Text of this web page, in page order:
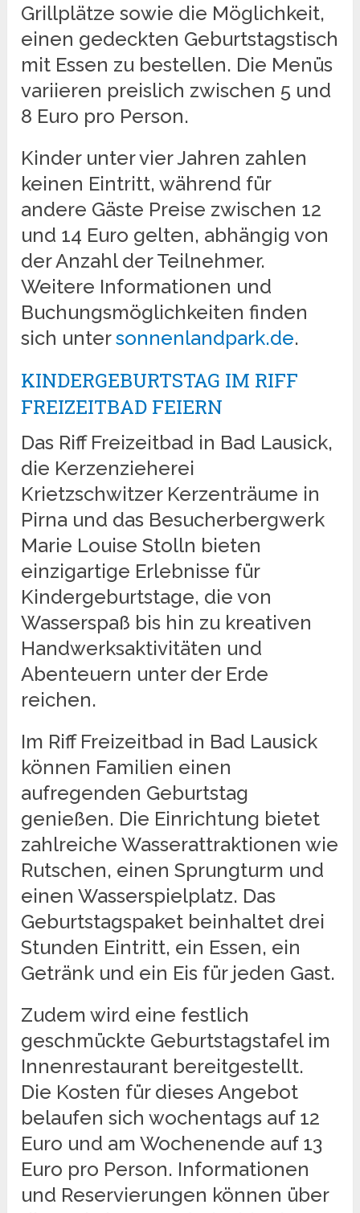
Grillplätze sowie die Möglichkeit,
einen gedeckten Geburtstagstisch
mit Essen zu bestellen. Die Menüs
variieren preislich zwischen 5 und
8 Euro pro Person.
Kinder unter vier Jahren zahlen
keinen Eintritt, während für
andere Gäste Preise zwischen 12
und 14 Euro gelten, abhängig von
der Anzahl der Teilnehmer.
Weitere Informationen und
Buchungsmöglichkeiten finden
sich untersonnenlandpark.de.
KINDERGEBURTSTAG IM RIFF
FREIZEITBAD FEIERN
Das Riff Freizeitbad in Bad Lausick,
die Kerzenzieherei
Krietzschwitzer Kerzenträume in
Pirna und das Besucherbergwerk
Marie Louise Stolln bieten
einzigartige Erlebnisse für
Kindergeburtstage, die von
Wasserspaß bis hin zu kreativen
Handwerksaktivitäten und
Abenteuern unter der Erde
reichen.
Im Riff Freizeitbad in Bad Lausick
können Familien einen
aufregenden Geburtstag
genießen. Die Einrichtung bietet
zahlreiche Wasserattraktionen wie
Rutschen, einen Sprungturm und
einen Wasserspielplatz. Das
Geburtstagspaket beinhaltet drei
Stunden Eintritt, ein Essen, ein
Getränk und ein Eis für jeden Gast.
Zudem wird eine festlich
geschmückte Geburtstagstafel im
Innenrestaurant bereitgestellt.
Die Kosten für dieses Angebot
belaufen sich wochentags auf 12
Euro und am Wochenende auf 13
Euro pro Person. Informationen
und Reservierungen können über